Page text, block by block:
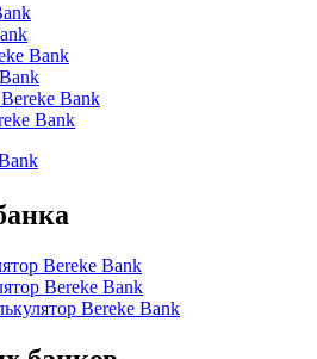
Bank
Bank
Bank
Bereke Bank
Bereke Bank
Bereke Bank